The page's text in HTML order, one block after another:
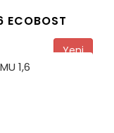
ECOBOST
Yeni
1,6